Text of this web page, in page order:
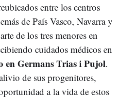
entre los centros
de País Vasco, Navarra y
de los tres menores en
cuidados médicos en
en Germans Trias i Pujol.
de sus progenitores,
a la vida de estos